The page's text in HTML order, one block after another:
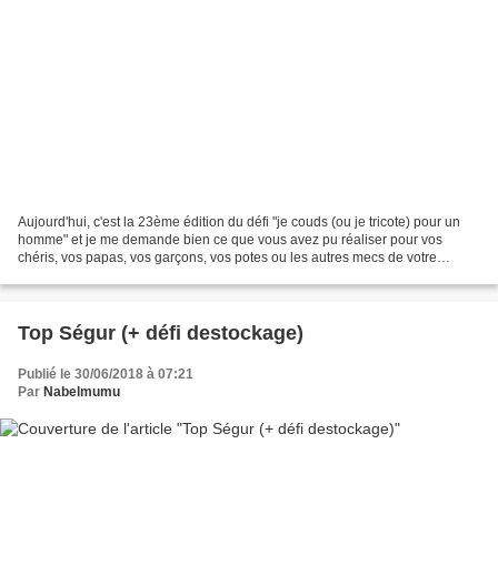
Aujourd'hui, c'est la 23ème édition du défi "je couds (ou je tricote) pour un
homme" et je me demande bien ce que vous avez pu réaliser pour vos
chéris, vos papas, vos garçons, vos potes ou les autres mecs de votre
Top Ségur (+ défi destockage)
Publié le 30/06/2018 à 07:21
Par Nabelmumu